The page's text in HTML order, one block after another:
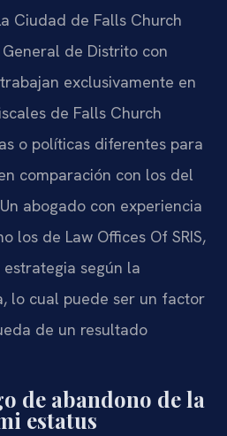
Ciudad de Falls Church
de Distrito con
exclusivamente en
de Falls Church
o políticas diferentes para
comparación con los del
abogado con experiencia
los de Law Offices Of SRIS,
según la
lo cual puede ser un factor
de un resultado
de abandono de la
estatus